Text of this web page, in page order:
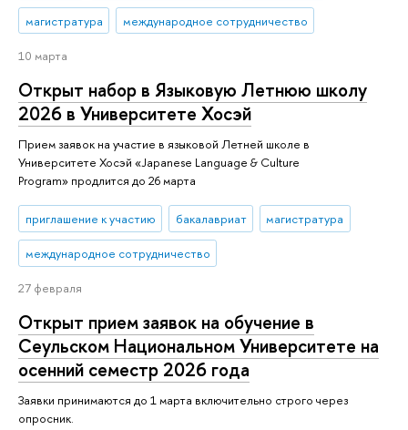
магистратура международное сотрудничество
10 марта
Открыт набор в Языковую Летнюю школу
2026 в Университете Хосэй
Прием заявок на участие в языковой Летней школе в
Университете Хосэй «Japanese Language & Culture
Program» продлится до 26 марта
приглашение к участию бакалавриат магистратура
международное сотрудничество
27 февраля
Открыт прием заявок на обучение в
Сеульском Национальном Университете на
осенний семестр 2026 года
Заявки принимаются до 1 марта включительно строго через
опросник.